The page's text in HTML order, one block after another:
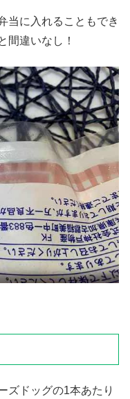
当に入れることもでき
間違いなし！
ズドッグの1本あたり